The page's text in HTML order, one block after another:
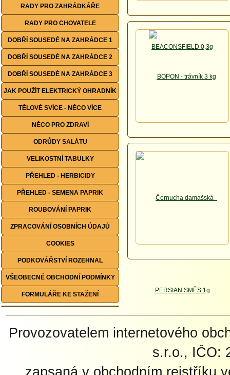
RADY PRO ZAHRÁDKÁŘE
RADY PRO CHOVATELE
DOBŘÍ SOUSEDÉ NA ZAHRÁDCE 1
DOBŘÍ SOUSEDÉ NA ZAHRÁDCE 2
DOBŘÍ SOUSEDÉ NA ZAHRÁDCE 3
JAK POUŽÍT ELEKTRICKÝ OHRADNÍK
TĚLOVÉ SVÍCE - NĚCO VÍCE
NĚCO PRO ZDRAVÍ
ODRŮDY SALÁTU
VELIKOSTNÍ TABULKY
PŘEHLED - HERBICIDY
PŘEHLED - SEMENA PAPRIK
ROUBOVÁNÍ PAPRIK
ZPRACOVÁNÍ OSOBNÍCH ÚDAJŮ
COOKIES
PODKOVÁŘSTVÍ ROZEHNAL
VŠEOBECNÉ OBCHODNÍ PODMÍNKY
FORMULÁŘE KE STAŽENÍ
Provozovatelem internetového
s.r.o., IČO:
zapsaná v obchodním rejstříku